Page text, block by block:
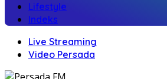
Lifestyle
Indeks
Live Streaming
Video Persada